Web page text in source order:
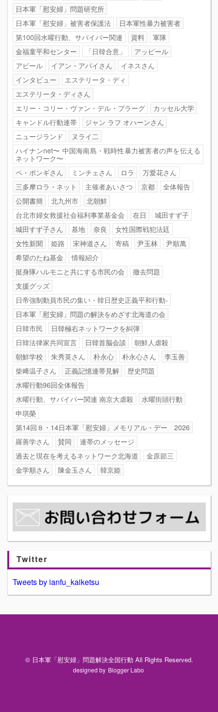
日本軍「慰安婦」問題研究所
日本軍「慰安婦」被害者保護法
日本軍性暴力被害者
第100回水曜行動、サバイバー関連
資料
軍隊
金福童平和センター
「日韓合意」
アッピール
アピール
イアン・アパイさん
イネスさん
インタビュー
エステリータ・ディ
エステリータ・ディさん
エリー・コリー・ヴァン・デル・プラーグ
カッセル大学
キャンドル行動連帯
ジャン ラフ オハーンさん
ニュージランド
ヌライ二
ハイナンnet〜 中国海南島・戦時性暴力被害者の声を伝える
ネットワーク〜
ペ・ポンギさん
ミンチェさん ロラ
万愛花さん
三多摩ロラ・ネット
主催者あいさつ 京都
全体報告
公開書簡
北九州市
北朝鮮
台北市婦女救援社会福利事業基金会
在日
城田すず子
城田すず子さん
基地 奈良
女性国際戦犯法廷
女性新聞
姫路 宋神道さん 寄稿 尹玉林
尹順萬
希望のたね基金
情報紹介
挺身隊ハルモニと共にする市民の会
撤去問題
支援グッズ
日帝強制動員市民の集い・韓日歴史正義平和行動-
日本軍「慰安婦」問題の解決をめざす北海道の会
日韓市民
日韓極右ネットワークを糾弾
日韓法律家共同宣言
日韓首脳会談
朝鮮人虐殺
朝鮮学校
朱秀英さん 朴永心 朴永心さん
李玉善
柴﨑温子さん
正義記憶連帯見解
歴史問題
水曜行動96回全体報告
水曜行動、サバイバー関連 南京大虐殺
水曜街頭行動
申琪榮
第14回８・14日本軍「慰安婦」メモリアル・デー 2026
羅善学さん
賛同
連帯のメッセージ
過去と現在を考えるネットワーク北海道
金原節三
金学順さん
陳金玉さん 韓京姫
Twitter
Tweets by ianfu_kaiketsu
© 日本軍「慰安婦」問題解決全国行動 All Rights Reserved.
designed by Blogger Labo